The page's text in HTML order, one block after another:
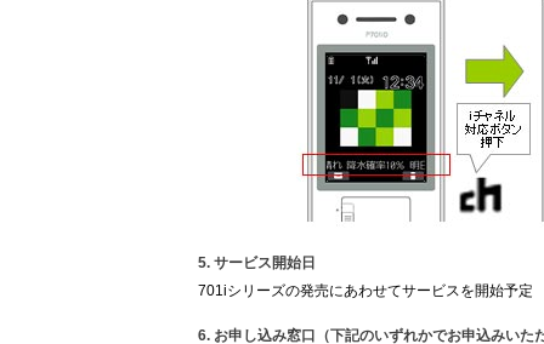
5. サービス開始日
701iシリーズの発売にあわせてサービスを開始予定
6. お申し込み窓口（下記のいずれかでお申込みいた